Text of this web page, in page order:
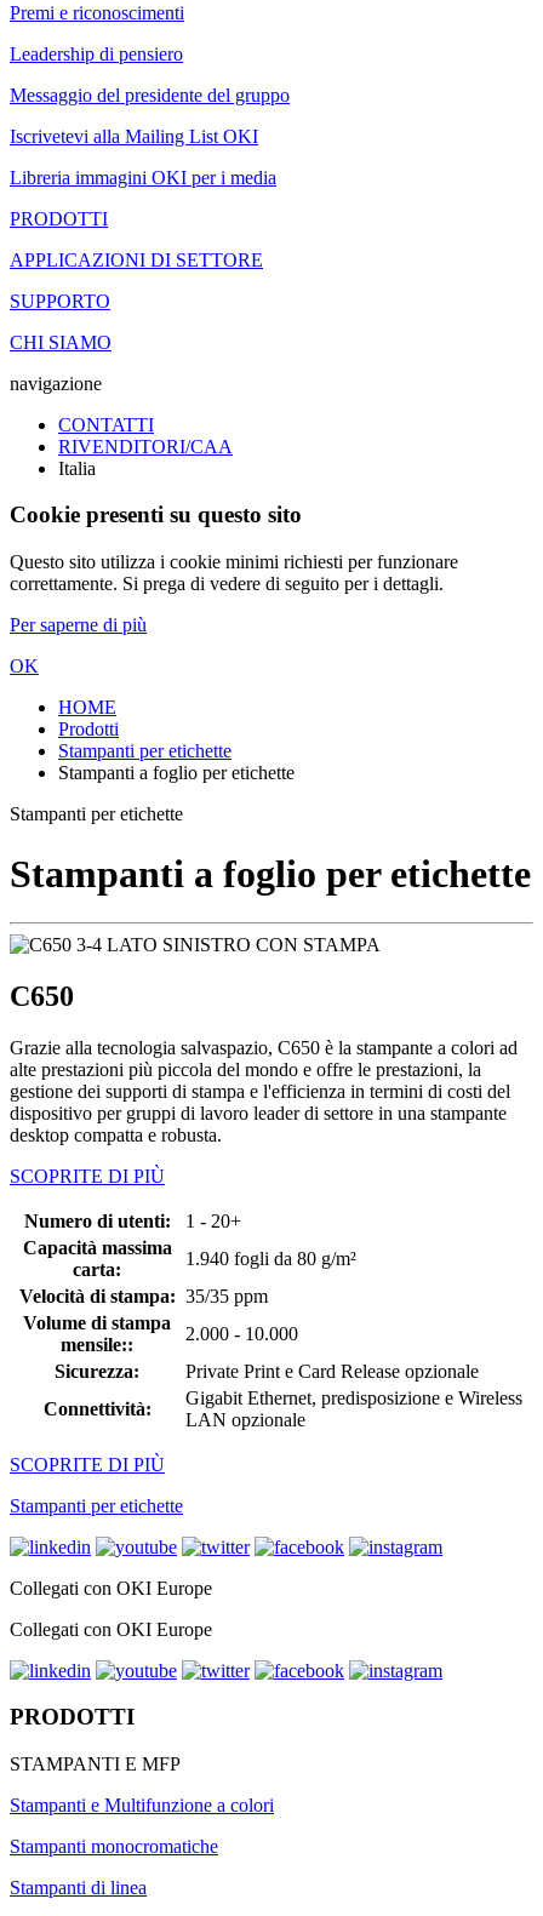
Premi e riconoscimenti
Leadership di pensiero
Messaggio del presidente del gruppo
Iscrivetevi alla Mailing List OKI
Libreria immagini OKI per i media
PRODOTTI
APPLICAZIONI DI SETTORE
SUPPORTO
CHI SIAMO
navigazione
CONTATTI
RIVENDITORI/CAA
Italia
Cookie presenti su questo sito
Questo sito utilizza i cookie minimi richiesti per funzionare
correttamente. Si prega di vedere di seguito per i dettagli.
Per saperne di più
OK
HOME
Prodotti
Stampanti per etichette
Stampanti a foglio per etichette
Stampanti per etichette
Stampanti a foglio per etichette
C650
Grazie alla tecnologia salvaspazio, C650 è la stampante a colori ad
alte prestazioni più piccola del mondo e offre le prestazioni, la
gestione dei supporti di stampa e l'efficienza in termini di costi del
dispositivo per gruppi di lavoro leader di settore in una stampante
desktop compatta e robusta.
SCOPRITE DI PIÙ
Numero di utenti:
1 - 20+
Capacità massima
carta:
1.940 fogli da 80 g/m²
Velocità di stampa: 35/35 ppm
Volume di stampa
mensile::
2.000 - 10.000
Sicurezza:
Private Print e Card Release opzionale
Connettività:
Gigabit Ethernet, predisposizione e Wireless
LAN opzionale
SCOPRITE DI PIÙ
Stampanti per etichette
Collegati con OKI Europe
Collegati con OKI Europe
PRODOTTI
STAMPANTI E MFP
Stampanti e Multifunzione a colori
Stampanti monocromatiche
Stampanti di linea